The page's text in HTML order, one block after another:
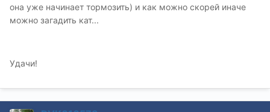
она уже начинает тормозить) и как можно скорей иначе
можно загадить кат...
Удачи!